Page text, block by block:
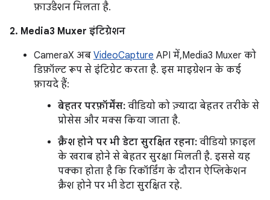
फ़ाउंडेशन मिलता है.
2. Media3 Muxer इंटिग्रेशन
CameraX अब VideoCapture API में, Media3 Muxer को
डिफ़ॉल्ट रूप से इंटिग्रेट करता है. इस माइग्रेशन के कई
फ़ायदे हैं:
बेहतर परफ़ॉर्मेंस: वीडियो को ज़्यादा बेहतर तरीके से
प्रोसेस और मक्स किया जाता है.
क्रैश होने पर भी डेटा सुरक्षित रहना: वीडियो फ़ाइल
के खराब होने से बेहतर सुरक्षा मिलती है. इससे यह
पक्का होता है कि रिकॉर्डिंग के दौरान ऐप्लिकेशन
क्रैश होने पर भी डेटा सुरक्षित रहे.